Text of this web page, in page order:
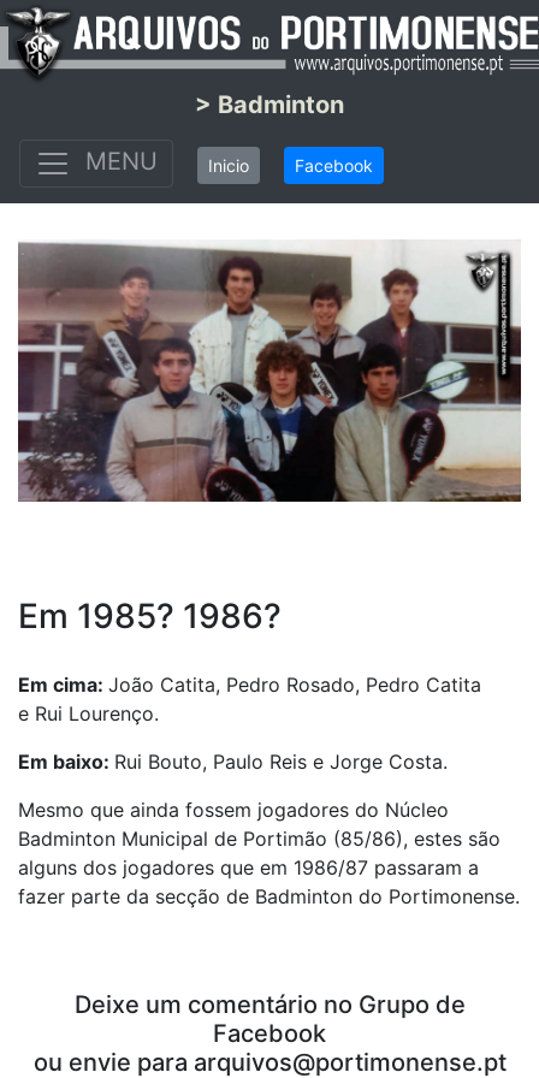
> Badminton
MENU
Inicio Facebook
Em 1985? 1986?
Em cima: João Catita, Pedro Rosado, Pedro Catita
e Rui Lourenço.
Em baixo: Rui Bouto, Paulo Reis e Jorge Costa.
Mesmo que ainda fossem jogadores do Núcleo
Badminton Municipal de Portimão (85/86), estes são
alguns dos jogadores que em 1986/87 passaram a
fazer parte da secção de Badminton do Portimonense.
Deixe um comentário no Grupo de
Facebook
ou envie para arquivos@portimonense.pt